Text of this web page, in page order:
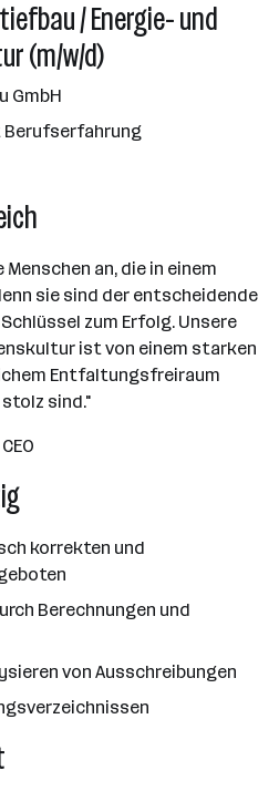
/ Energie- und
(m/w/d)
GmbH
Berufserfahrung
an, die in einem
sie sind der entscheidende
zum Erfolg. Unsere
ist von einem starken
Entfaltungsfreiraum
sind."
korrekten und
Berechnungen und
von Ausschreibungen